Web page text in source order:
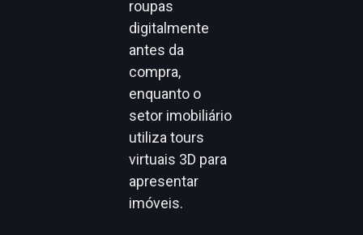
roupas
digitalmente
antes da
compra,
enquanto o
setor imobiliário
utiliza tours
virtuais 3D para
apresentar
imóveis.